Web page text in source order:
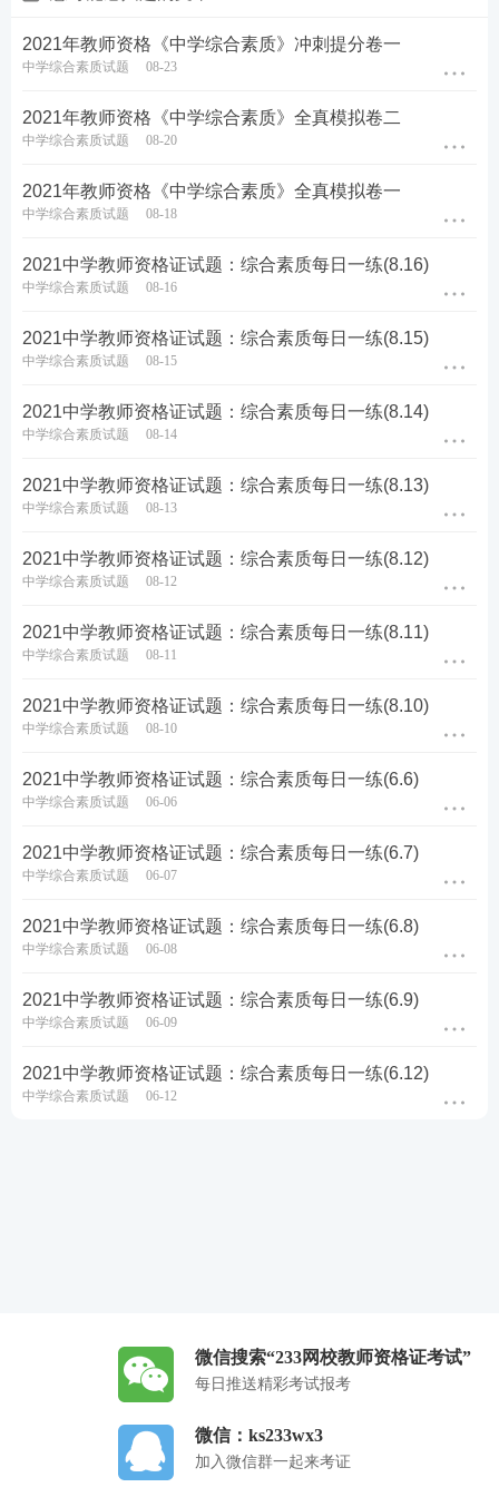
2021年教师资格《中学综合素质》冲刺提分卷一
中学综合素质试题 08-23
2021年教师资格《中学综合素质》全真模拟卷二
中学综合素质试题 08-20
2021年教师资格《中学综合素质》全真模拟卷一
中学综合素质试题 08-18
2021中学教师资格证试题：综合素质每日一练(8.16)
中学综合素质试题 08-16
2021中学教师资格证试题：综合素质每日一练(8.15)
中学综合素质试题 08-15
2021中学教师资格证试题：综合素质每日一练(8.14)
中学综合素质试题 08-14
2021中学教师资格证试题：综合素质每日一练(8.13)
中学综合素质试题 08-13
2021中学教师资格证试题：综合素质每日一练(8.12)
中学综合素质试题 08-12
2021中学教师资格证试题：综合素质每日一练(8.11)
中学综合素质试题 08-11
2021中学教师资格证试题：综合素质每日一练(8.10)
中学综合素质试题 08-10
2021中学教师资格证试题：综合素质每日一练(6.6)
中学综合素质试题 06-06
2021中学教师资格证试题：综合素质每日一练(6.7)
中学综合素质试题 06-07
2021中学教师资格证试题：综合素质每日一练(6.8)
中学综合素质试题 06-08
2021中学教师资格证试题：综合素质每日一练(6.9)
中学综合素质试题 06-09
2021中学教师资格证试题：综合素质每日一练(6.12)
中学综合素质试题 06-12
微信搜索“233网校教师资格证考试”
每日推送精彩考试报考
微信：ks233wx3
加入微信群一起来考证